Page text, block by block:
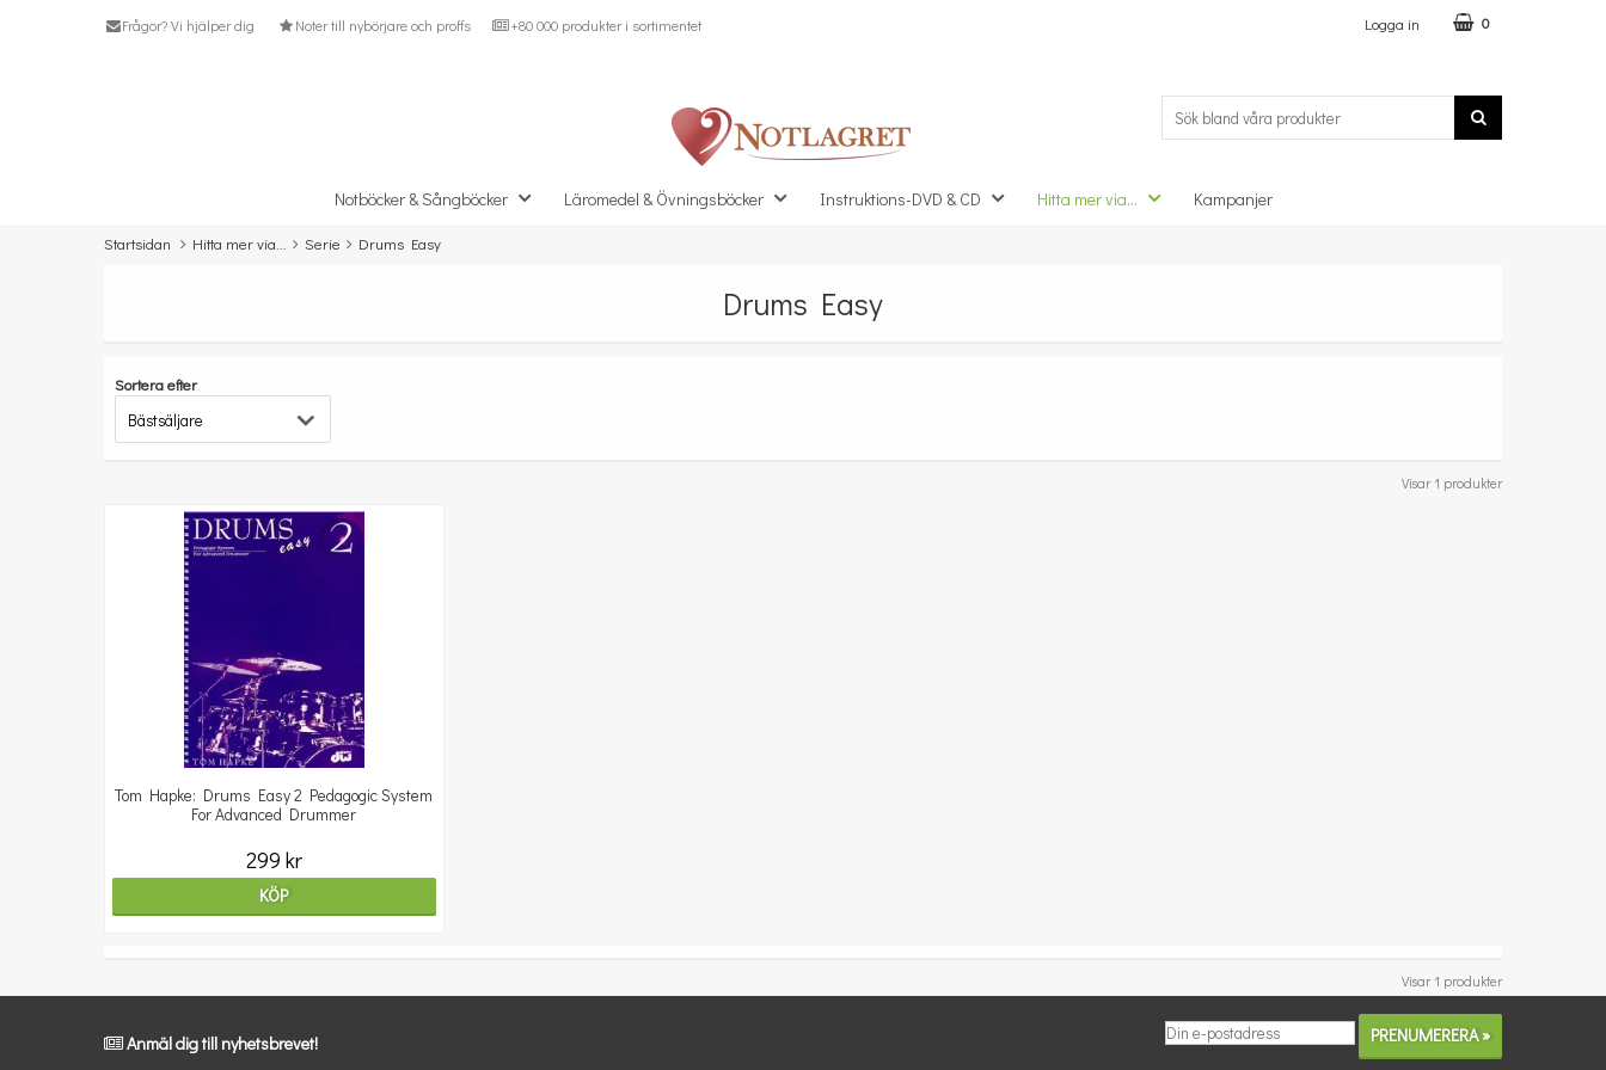
Frågor? Vi hjälper dig Noter till nybörjare och proffs +80 000 produkter i sortimentet Logga in 0
Notböcker & Sångböcker Läromedel & Övningsböcker Instruktions-DVD & CD Hitta mer via... Kampanjer
Startsidan Hitta mer via... Serie Drums Easy
Drums Easy
Sortera efter
Visar 1 produkter
Tom Hapke: Drums Easy 2 Pedagogic System
For Advanced Drummer
299 kr
KÖP
Visar 1 produkter
Anmäl dig till nyhetsbrevet!